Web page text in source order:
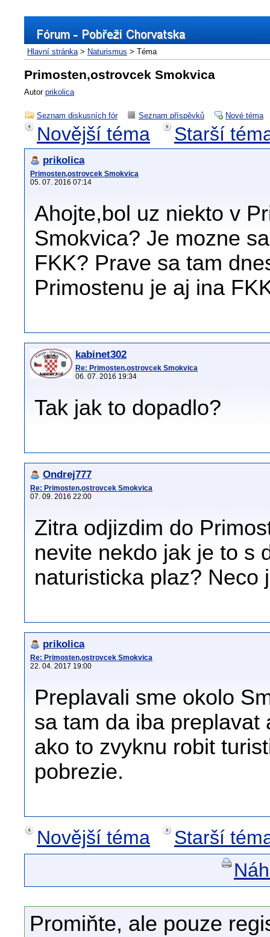
Hlavní stránka> Naturismus > Téma
Primosten,ostrovcek Smokvica
Autor prikolica
Seznam diskusních fór Seznam příspěvků Nové téma
Novější téma Starší
prikolica
Primosten,ostrovcek Smokvica
05. 07. 2016 07:14
Ahojte,bol uz niekto v
Smokvica? Je mozne
FKK? Prave sa tam
Primostenu je aj ina
kabinet302
Re: Primosten,ostrovcek Smokvica
06. 07. 2016 19:34
Tak jak to dopadlo?
Ondrej777
Re: Primosten,ostrovcek Smokvica
07. 09. 2016 22:00
Zitra odjizdim do
nevite nekdo jak je to s
naturisticka plaz? Neco
prikolica
Re: Primosten,ostrovcek Smokvica
22. 04. 2017 19:00
Preplavali sme okolo
sa tam da iba preplavat
ako to zvyknu robit
pobrezie.
Novější téma
Starší
Promiňte, ale pouze